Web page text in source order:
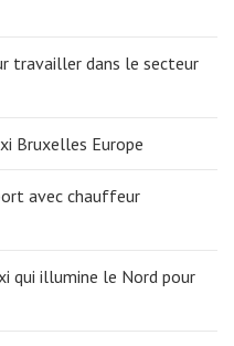
travailler dans le secteur
Bruxelles Europe
avec chauffeur
qui illumine le Nord pour